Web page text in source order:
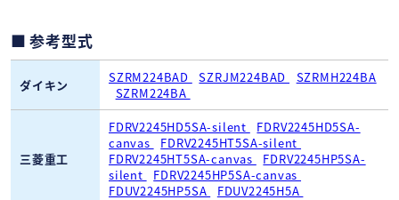
参考型式
ダイキン SZRM224BAD SZRJM224BAD
SZRMH224BA
SZRM224BA
三菱重工
FDRV2245HD5SA-silent
FDRV2245HD5SA-
canvas
FDRV2245HT5SA-silent
FDRV2245HT5SA-canvas
FDRV2245HP5SA-
silent
FDRV2245HP5SA-canvas
FDUV2245HP5SA
FDUV2245H5A